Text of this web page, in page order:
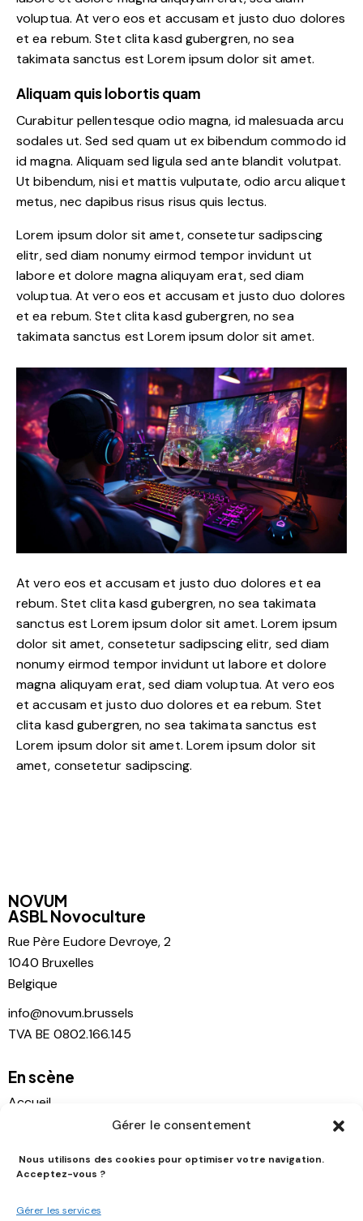
Gérer le consentement
Nous utilisons des cookies pour optimiser votre navigation.
Acceptez-vous ?
Gérer les services
voluptua. At vero eos et accusam et justo duo dolores
et ea rebum. Stet clita kasd gubergren, no sea
takimata sanctus est Lorem ipsum dolor sit amet.
Aliquam quis lobortis quam
Curabitur pellentesque odio magna, id malesuada arcu
sodales ut. Sed sed quam ut ex bibendum commodo id
id magna. Aliquam sed ligula sed ante blandit volutpat.
Ut bibendum, nisi et mattis vulputate, odio arcu aliquet
metus, nec dapibus risus risus quis lectus.
Lorem ipsum dolor sit amet, consetetur sadipscing
elitr, sed diam nonumy eirmod tempor invidunt ut
labore et dolore magna aliquyam erat, sed diam
voluptua. At vero eos et accusam et justo duo dolores
et ea rebum. Stet clita kasd gubergren, no sea
takimata sanctus est Lorem ipsum dolor sit amet.
At vero eos et accusam et justo duo dolores et ea
rebum. Stet clita kasd gubergren, no sea takimata
sanctus est Lorem ipsum dolor sit amet. Lorem ipsum
dolor sit amet, consetetur sadipscing elitr, sed diam
nonumy eirmod tempor invidunt ut labore et dolore
magna aliquyam erat, sed diam voluptua. At vero eos
et accusam et justo duo dolores et ea rebum. Stet
clita kasd gubergren, no sea takimata sanctus est
Lorem ipsum dolor sit amet. Lorem ipsum dolor sit
amet, consetetur sadipscing.
NOVUM
ASBL Novoculture
Rue Père Eudore Devroye, 2
1040 Bruxelles
Belgique
info@novum.brussels
TVA BE 0802.166.145
En scène
Accueil
Location
Contact
Histoire